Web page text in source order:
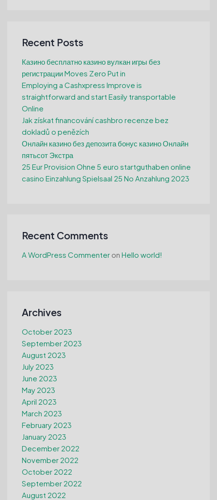
Recent Posts
Казино бесплатно казино вулкан игры без
регистрации Moves Zero Put in
Employing a Cashxpress Improve is
straightforward and start Easily transportable
Online
Jak získat financování cashbro recenze bez
dokladů o penězích
Онлайн казино без депозита бонус казино Онлайн
пятьсот Экстра
25 Eur Provision Ohne 5 euro startguthaben online
casino Einzahlung Spielsaal 25 No Anzahlung 2023
Recent Comments
A WordPress Commenter on Hello world!
Archives
October 2023
September 2023
August 2023
July 2023
June 2023
May 2023
April 2023
March 2023
February 2023
January 2023
December 2022
November 2022
October 2022
September 2022
August 2022